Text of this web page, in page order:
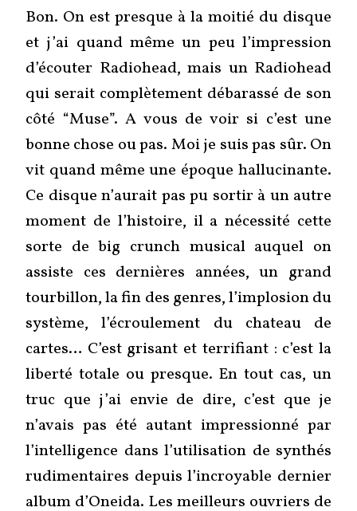
Bon. On est presque à la moitié du disque
et j’ai quand même un peu l’impression
d’écouter Radiohead, mais un Radiohead
qui serait complètement débarassé de son
côté “Muse”. A vous de voir si c’est une
bonne chose ou pas. Moi je suis pas sûr. On
vit quand même une époque hallucinante.
Ce disque n’aurait pas pu sortir à un autre
moment de l’histoire, il a nécessité cette
sorte de big crunch musical auquel on
assiste ces dernières années, un grand
tourbillon, la fin des genres, l’implosion du
système, l’écroulement du chateau de
cartes… C’est grisant et terrifiant : c’est la
liberté totale ou presque. En tout cas, un
truc que j’ai envie de dire, c’est que je
n’avais pas été autant impressionné par
l’intelligence dans l’utilisation de synthés
rudimentaires depuis l’incroyable dernier
album d’Oneida. Les meilleurs ouvriers de